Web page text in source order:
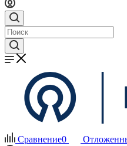
Сравнение0